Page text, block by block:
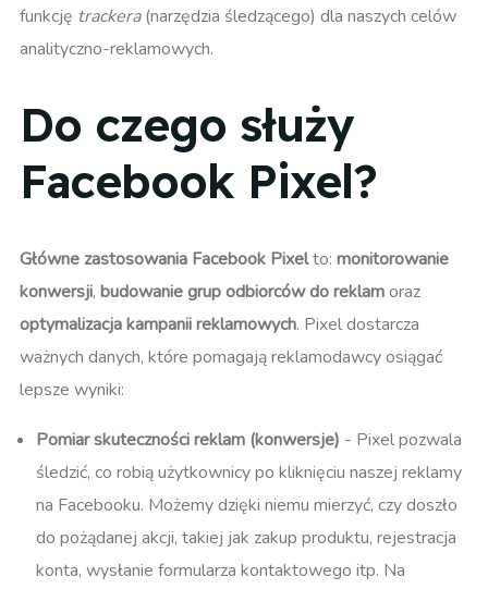
funkcję trackera(narzędzia śledzącego) dla naszych celów
analityczno-reklamowych.
Do czego służy
Facebook Pixel?
Główne zastosowania Facebook Pixelto: monitorowanie
konwersji, budowanie grup odbiorców do reklamoraz
optymalizacja kampanii reklamowych. Pixel dostarcza
ważnych danych, które pomagają reklamodawcy osiągać
lepsze wyniki:
Pomiar skuteczności reklam (konwersje) - Pixel pozwala
śledzić, co robią użytkownicy po kliknięciu naszej reklamy
na Facebooku. Możemy dzięki niemu mierzyć, czy doszło
do pożądanej akcji, takiej jak zakup produktu, rejestracja
konta, wysłanie formularza kontaktowego itp. Na